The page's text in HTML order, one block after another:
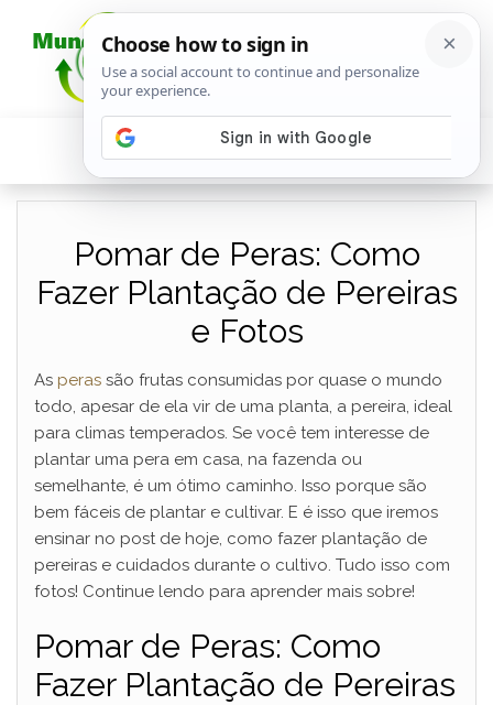
Pomar de Peras: Como
Fazer Plantação de Pereiras
e Fotos
As peras são frutas consumidas por quase o mundo
todo, apesar de ela vir de uma planta, a pereira, ideal
para climas temperados. Se você tem interesse de
plantar uma pera em casa, na fazenda ou
semelhante, é um ótimo caminho. Isso porque são
bem fáceis de plantar e cultivar. E é isso que iremos
ensinar no post de hoje, como fazer plantação de
pereiras e cuidados durante o cultivo. Tudo isso com
fotos! Continue lendo para aprender mais sobre!
Pomar de Peras: Como
Fazer Plantação de Pereiras